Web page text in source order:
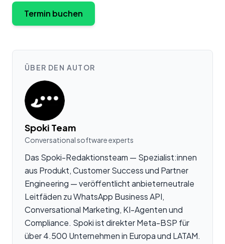
Termin buchen
ÜBER DEN AUTOR
Spoki Team
Conversational software experts
Das Spoki-Redaktionsteam — Spezialist:innen
aus Produkt, Customer Success und Partner
Engineering — veröffentlicht anbieterneutrale
Leitfäden zu WhatsApp Business API,
Conversational Marketing, KI-Agenten und
Compliance. Spoki ist direkter Meta-BSP für
über 4.500 Unternehmen in Europa und LATAM.